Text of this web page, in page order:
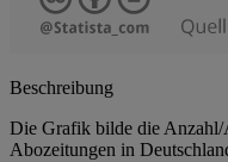
Beschreibung
Die Grafik bilde die
Abozeitungen in